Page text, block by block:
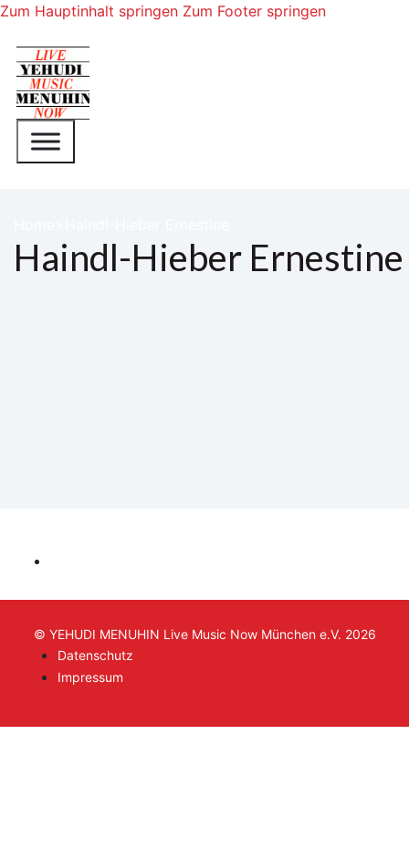
Zum Hauptinhalt springen Zum Footer springen
Haindl-Hieber Ernestine
© YEHUDI MENUHIN Live Music Now München e.V. 2026
Datenschutz
Impressum